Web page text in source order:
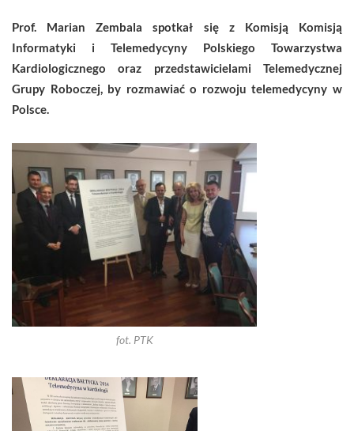
Prof. Marian Zembala spotkał się z Komisją Komisją
Informatyki i Telemedycyny Polskiego Towarzystwa
Kardiologicznego oraz przedstawicielami Telemedycznej
Grupy Roboczej, by rozmawiać o rozwoju telemedycyny w
Polsce.
fot. PTK